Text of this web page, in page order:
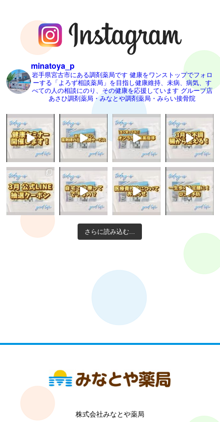
minatoya_p
岩手県宮古市にある調剤薬局です 健康をワンストップでフォロ
ーする「よろず相談薬局」を目指し健康維持、未病、病気、す
べての人の相談にのり、その健康を応援しています グループ店
あさひ調剤薬局・みなとや調剤薬局・みらい接骨院
さらに読み込む...
株式会社みなとや薬局